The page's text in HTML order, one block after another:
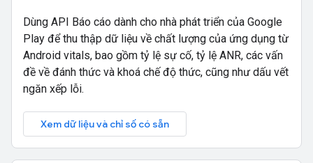
Dùng API Báo cáo dành cho nhà phát triển của Google
Play để thu thập dữ liệu về chất lượng của ứng dụng từ
Android vitals, bao gồm tỷ lệ sự cố, tỷ lệ ANR, các vấn
đề về đánh thức và khoá chế độ thức, cũng như dấu vết
ngăn xếp lỗi.
Xem dữ liệu và chỉ số có sẵn